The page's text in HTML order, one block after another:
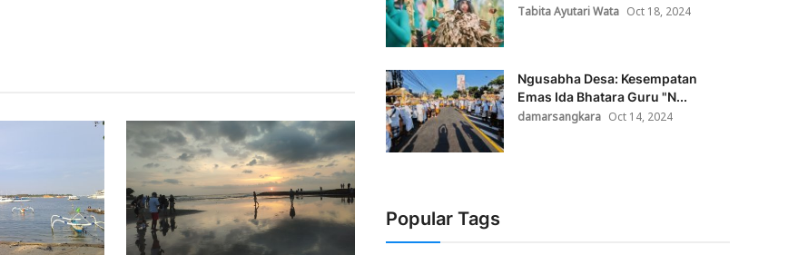
Tabita Ayutari Wata Oct 18, 2024
Ngusabha Desa: Kesempatan
Emas Ida Bhatara Guru "N...
damarsangkara Oct 14, 2024
Popular Tags